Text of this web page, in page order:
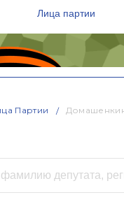
Лица партии
Партии